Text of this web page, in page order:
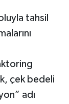
tahsil
çek bedeli
adı